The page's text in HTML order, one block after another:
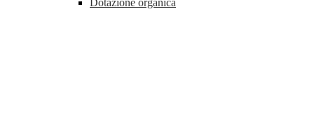
Dotazione organica